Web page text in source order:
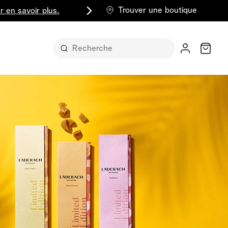
en savoir plus. Trouver une boutique
sous sa
classique
entière
Chariot